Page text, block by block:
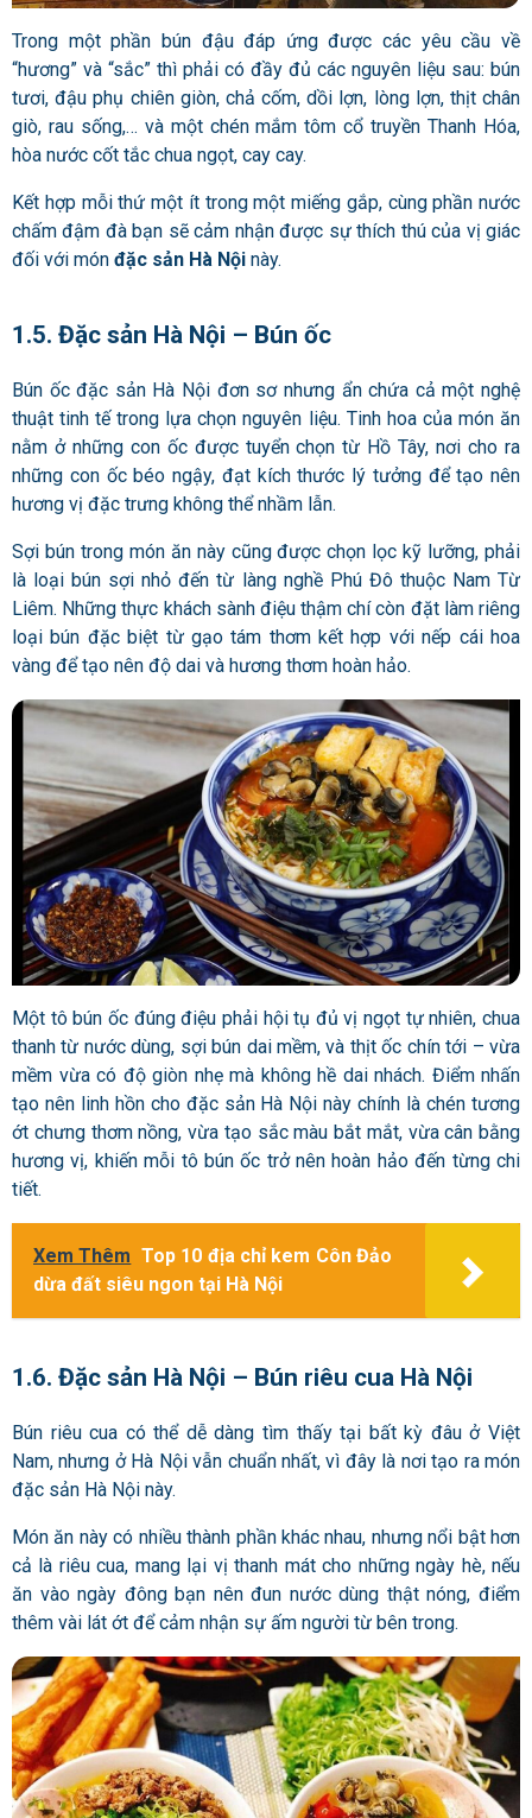
Trong một phần bún đậu đáp ứng được các yêu cầu về
“hương” và “sắc” thì phải có đầy đủ các nguyên liệu sau: bún
tươi, đậu phụ chiên giòn, chả cốm, dồi lợn, lòng lợn, thịt chân
giò, rau sống,… và một chén mắm tôm cổ truyền Thanh Hóa,
hòa nước cốt tắc chua ngọt, cay cay.
Kết hợp mỗi thứ một ít trong một miếng gắp, cùng phần nước
chấm đậm đà bạn sẽ cảm nhận được sự thích thú của vị giác
đối với món đặc sản Hà Nội này.
1.5. Đặc sản Hà Nội – Bún ốc
Bún ốc đặc sản Hà Nội đơn sơ nhưng ẩn chứa cả một nghệ
thuật tinh tế trong lựa chọn nguyên liệu. Tinh hoa của món ăn
nằm ở những con ốc được tuyển chọn từ Hồ Tây, nơi cho ra
những con ốc béo ngậy, đạt kích thước lý tưởng để tạo nên
hương vị đặc trưng không thể nhầm lẫn.
Sợi bún trong món ăn này cũng được chọn lọc kỹ lưỡng, phải
là loại bún sợi nhỏ đến từ làng nghề Phú Đô thuộc Nam Từ
Liêm. Những thực khách sành điệu thậm chí còn đặt làm riêng
loại bún đặc biệt từ gạo tám thơm kết hợp với nếp cái hoa
vàng để tạo nên độ dai và hương thơm hoàn hảo.
Một tô bún ốc đúng điệu phải hội tụ đủ vị ngọt tự nhiên, chua
thanh từ nước dùng, sợi bún dai mềm, và thịt ốc chín tới – vừa
mềm vừa có độ giòn nhẹ mà không hề dai nhách. Điểm nhấn
tạo nên linh hồn cho đặc sản Hà Nội này chính là chén tương
ớt chưng thơm nồng, vừa tạo sắc màu bắt mắt, vừa cân bằng
hương vị, khiến mỗi tô bún ốc trở nên hoàn hảo đến từng chi
tiết.
Xem Thêm Top 10 địa chỉ kem Côn Đảo
dừa đất siêu ngon tại Hà Nội
1.6. Đặc sản Hà Nội – Bún riêu cua Hà Nội
Bún riêu cua có thể dễ dàng tìm thấy tại bất kỳ đâu ở Việt
Nam, nhưng ở Hà Nội vẫn chuẩn nhất, vì đây là nơi tạo ra món
đặc sản Hà Nội này.
Món ăn này có nhiều thành phần khác nhau, nhưng nổi bật hơn
cả là riêu cua, mang lại vị thanh mát cho những ngày hè, nếu
ăn vào ngày đông bạn nên đun nước dùng thật nóng, điểm
thêm vài lát ớt để cảm nhận sự ấm người từ bên trong.